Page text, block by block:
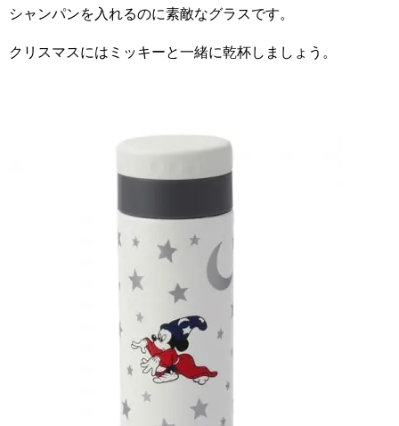
シャンパンを入れるのに素敵なグラスです。
クリスマスにはミッキーと一緒に乾杯しましょう。